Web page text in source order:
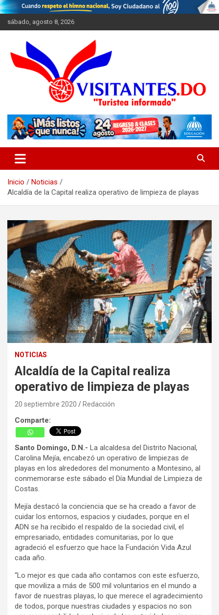
Saltar
al
contenido
sábado, agosto 8, 2026
Visitantes
Inicio
Noticias
Alcaldía de la Capital realiza operativo de limpieza de playas
NOTICIAS
Alcaldía de la Capital realiza
operativo de limpieza de playas
20 septiembre 2020 Redacción
Comparte:
Santo Domingo, D.N.- La alcaldesa del Distrito Nacional,
Carolina Mejía, encabezó un operativo de limpiezas de
playas en los alrededores del monumento a Montesino, al
conmemorarse este sábado el Día Mundial de Limpieza de
Costas.
Mejía destacó la conciencia que se ha creado a favor de
cuidar los entornos, espacios y ciudades, porque en el
ADN se ha recibido el respaldo de la sociedad civil, el
empresariado, entidades comunitarias, por lo que
agradeció el esfuerzo que hace la Fundación Vida Azul
cada año.
“Lo mejor es que cada año contamos con este esfuerzo,
que moviliza a más de 500 mil voluntarios en el mundo a
favor de nuestras playas, lo que merece el agradecimiento
de todos, porque nuestras ciudades y espacios no son